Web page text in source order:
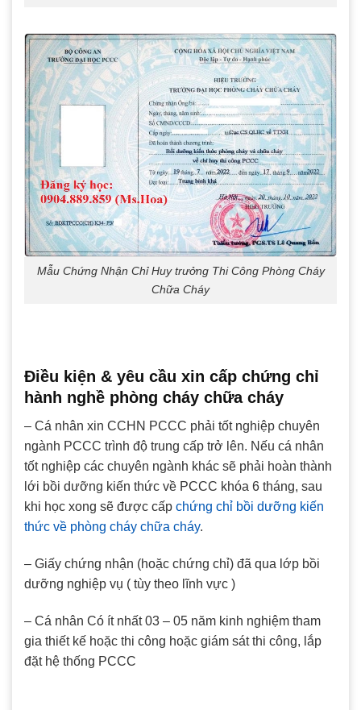
Mẫu Chứng Nhận Chỉ Huy trưởng Thi Công Phòng Cháy
Chữa Cháy
Điều kiện & yêu cầu xin cấp chứng chỉ
hành nghề phòng cháy chữa cháy
– Cá nhân xin CCHN PCCC phải tốt nghiệp chuyên
ngành PCCC trình độ trung cấp trở lên. Nếu cá nhân
tốt nghiệp các chuyên ngành khác sẽ phải hoàn thành
lới bồi dưỡng kiến thức về PCCC khóa 6 tháng, sau
khi học xong sẽ được cấp chứng chỉ bồi dưỡng kiến
thức về phòng cháy chữa cháy.
– Giấy chứng nhận (hoặc chứng chỉ) đã qua lớp bồi
dưỡng nghiệp vụ ( tùy theo lĩnh vực )
– Cá nhân Có ít nhất 03 – 05 năm kinh nghiệm tham
gia thiết kế hoặc thi công hoặc giám sát thi công, lắp
đặt hệ thống PCCC